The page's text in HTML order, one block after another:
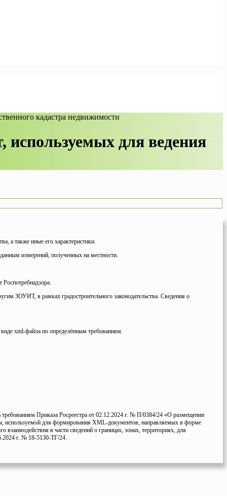
кадастра недвижимости
используемых для ведения
а также иные его характеристики.
измерений, полученных на местности.
Роспотребнадзора.
ЗОУИТ, в рамках градостроительного законодательства. Сведения о
xml-файла по определённым требованиям.
Приказа Росреестра от 02.12.2024 г. № П/0384/24 «О размещении
используемой для формирования XML-документов, направляемых в форме
в части сведений о границах, зонах, территориях, для
г. № 18-5130-ТГ/24.